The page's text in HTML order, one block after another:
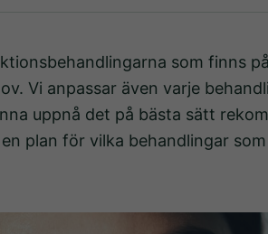
som finns
Vi anpassar även varje
uppnå det på bästa sätt
plan för vilka behandlingar